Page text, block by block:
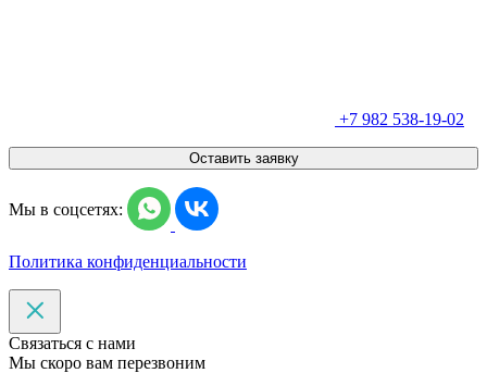
+7 982 538-19-02
Оставить заявку
Мы в соцсетях:
Политика конфиденциальности
Связаться с нами
Мы скоро вам перезвоним